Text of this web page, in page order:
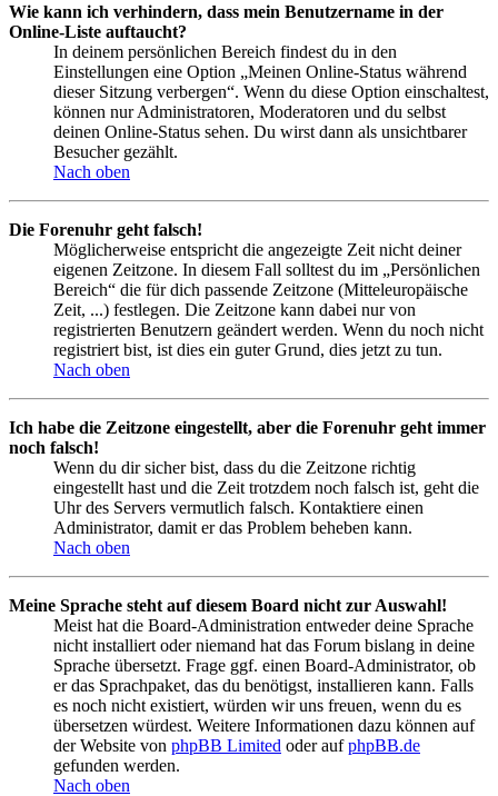
Wie kann ich verhindern, dass mein Benutzername in der
Online-Liste auftaucht?
In deinem persönlichen Bereich findest du in den
Einstellungen eine Option „Meinen Online-Status während
dieser Sitzung verbergen“. Wenn du diese Option einschaltest,
können nur Administratoren, Moderatoren und du selbst
deinen Online-Status sehen. Du wirst dann als unsichtbarer
Besucher gezählt.
Nach oben
Die Forenuhr geht falsch!
Möglicherweise entspricht die angezeigte Zeit nicht deiner
eigenen Zeitzone. In diesem Fall solltest du im „Persönlichen
Bereich“ die für dich passende Zeitzone (Mitteleuropäische
Zeit, ...) festlegen. Die Zeitzone kann dabei nur von
registrierten Benutzern geändert werden. Wenn du noch nicht
registriert bist, ist dies ein guter Grund, dies jetzt zu tun.
Nach oben
Ich habe die Zeitzone eingestellt, aber die Forenuhr geht immer
noch falsch!
Wenn du dir sicher bist, dass du die Zeitzone richtig
eingestellt hast und die Zeit trotzdem noch falsch ist, geht die
Uhr des Servers vermutlich falsch. Kontaktiere einen
Administrator, damit er das Problem beheben kann.
Nach oben
Meine Sprache steht auf diesem Board nicht zur Auswahl!
Meist hat die Board-Administration entweder deine Sprache
nicht installiert oder niemand hat das Forum bislang in deine
Sprache übersetzt. Frage ggf. einen Board-Administrator, ob
er das Sprachpaket, das du benötigst, installieren kann. Falls
es noch nicht existiert, würden wir uns freuen, wenn du es
übersetzen würdest. Weitere Informationen dazu können auf
der Website von phpBB Limited oder aufphpBB.de
gefunden werden.
Nach oben